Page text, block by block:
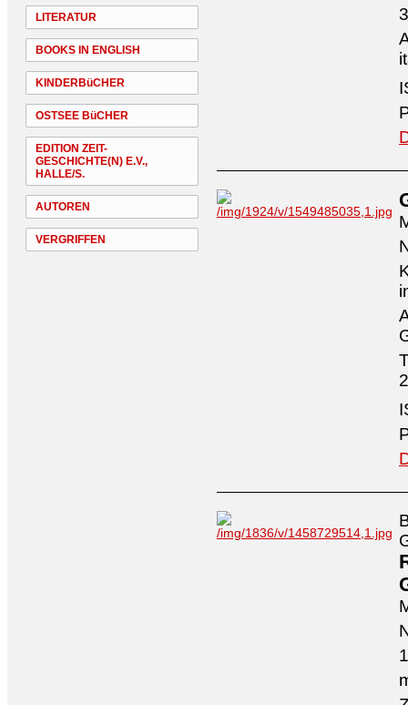
LITERATUR
BOOKS IN ENGLISH
KINDERBüCHER
OSTSEE BüCHER
EDITION ZEIT-
GESCHICHTE(N) E.V.,
HALLE/S.
AUTOREN
VERGRIFFEN